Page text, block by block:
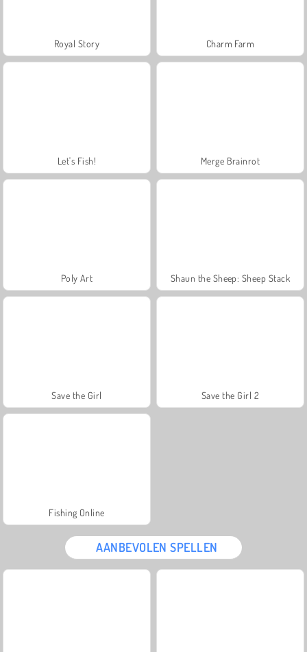
Royal Story Charm Farm
Let's Fish! Merge Brainrot
Poly Art Shaun the Sheep: Sheep Stack
Save the Girl Save the Girl 2
Fishing Online
AANBEVOLEN SPELLEN